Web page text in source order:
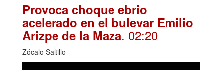
Provoca choque ebrio
acelerado en el bulevar Emilio
Arizpe de la Maza. 02:20
Zócalo Saltillo